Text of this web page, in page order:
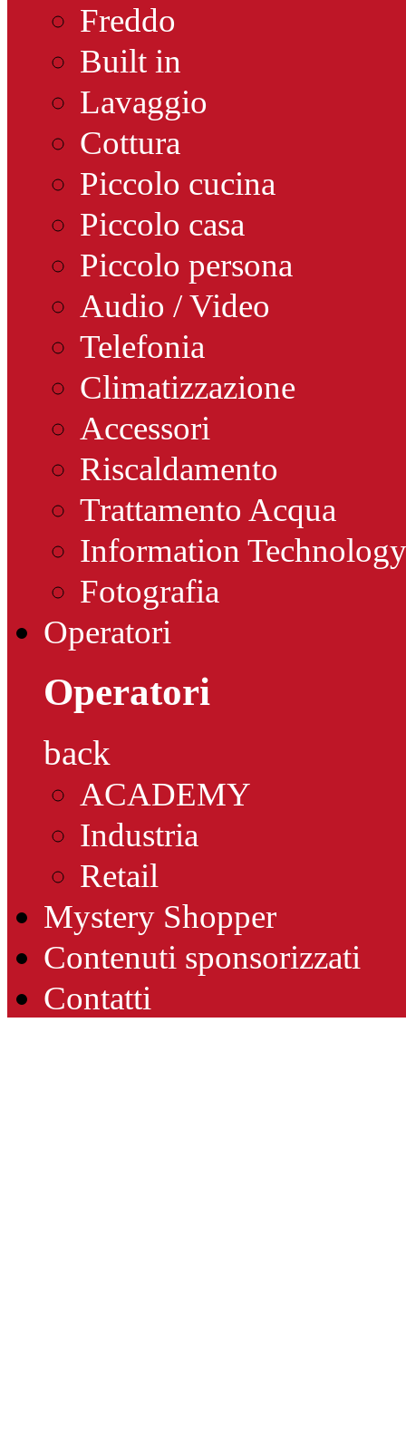
Freddo
Built in
Lavaggio
Cottura
Piccolo cucina
Piccolo casa
Piccolo persona
Audio / Video
Telefonia
Climatizzazione
Accessori
Riscaldamento
Trattamento Acqua
Information Technology
Fotografia
Operatori
Operatori
back
ACADEMY
Industria
Retail
Mystery Shopper
Contenuti sponsorizzati
Contatti